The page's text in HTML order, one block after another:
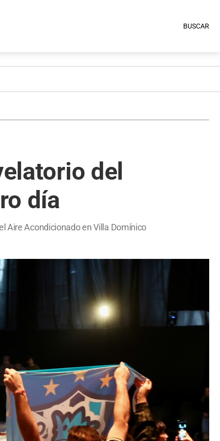
BUSCAR
del
día
Aire Acondicionado en Villa Domínico